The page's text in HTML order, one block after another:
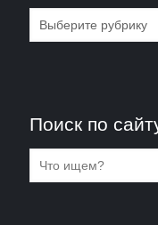
Рубрики
Поиск по